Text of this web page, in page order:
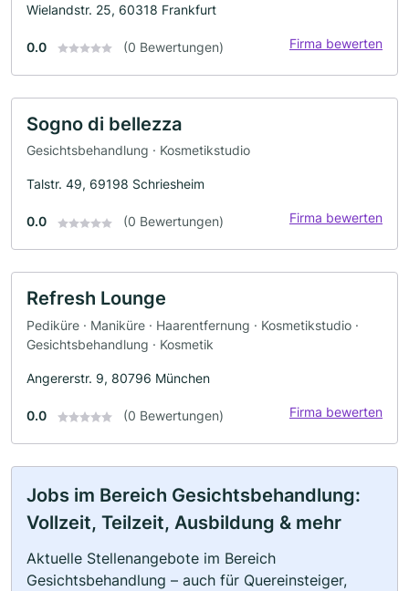
Wielandstr. 25, 60318 Frankfurt
0.0 (0 Bewertungen) Firma bewerten
Sogno di bellezza
Gesichtsbehandlung · Kosmetikstudio
Talstr. 49, 69198 Schriesheim
0.0 (0 Bewertungen) Firma bewerten
Refresh Lounge
Pediküre · Maniküre · Haarentfernung · Kosmetikstudio ·
Gesichtsbehandlung · Kosmetik
Angererstr. 9, 80796 München
0.0 (0 Bewertungen) Firma bewerten
Jobs im Bereich Gesichtsbehandlung:
Vollzeit, Teilzeit, Ausbildung & mehr
Aktuelle Stellenangebote im Bereich
Gesichtsbehandlung – auch für Quereinsteiger,